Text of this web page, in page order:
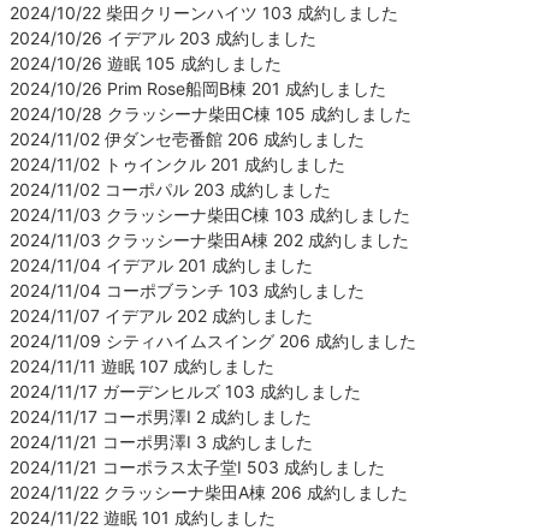
2024/10/22 柴田クリーンハイツ 103 成約しました
2024/10/26 イデアル 203 成約しました
2024/10/26 遊眠 105 成約しました
2024/10/26 Prim Rose船岡B棟 201 成約しました
2024/10/28 クラッシーナ柴田C棟 105 成約しました
2024/11/02 伊ダンセ壱番館 206 成約しました
2024/11/02 トゥインクル 201 成約しました
2024/11/02 コーポパル 203 成約しました
2024/11/03 クラッシーナ柴田C棟 103 成約しました
2024/11/03 クラッシーナ柴田A棟 202 成約しました
2024/11/04 イデアル 201 成約しました
2024/11/04 コーポブランチ 103 成約しました
2024/11/07 イデアル 202 成約しました
2024/11/09 シティハイムスイング 206 成約しました
2024/11/11 遊眠 107 成約しました
2024/11/17 ガーデンヒルズ 103 成約しました
2024/11/17 コーポ男澤Ⅰ 2 成約しました
2024/11/21 コーポ男澤Ⅰ 3 成約しました
2024/11/21 コーポラス太子堂Ⅰ 503 成約しました
2024/11/22 クラッシーナ柴田A棟 206 成約しました
2024/11/22 遊眠 101 成約しました